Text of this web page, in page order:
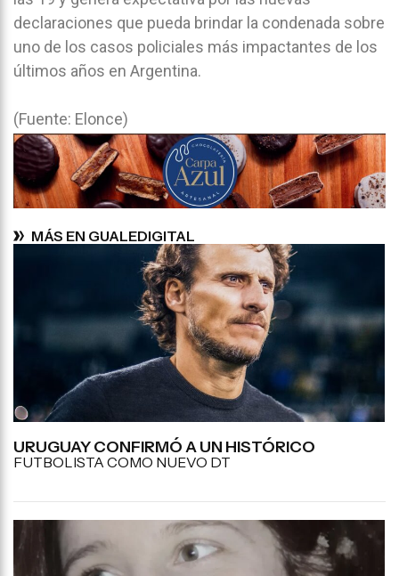
declaraciones que pueda brindar la condenada sobre
uno de los casos policiales más impactantes de los
últimos años en Argentina.
(Fuente: Elonce)
MÁS EN GUALEDIGITAL
URUGUAY CONFIRMÓ A UN HISTÓRICO
FUTBOLISTA COMO NUEVO DT